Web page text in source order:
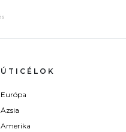
ÚTICÉLOK
Európa
Ázsia
Amerika